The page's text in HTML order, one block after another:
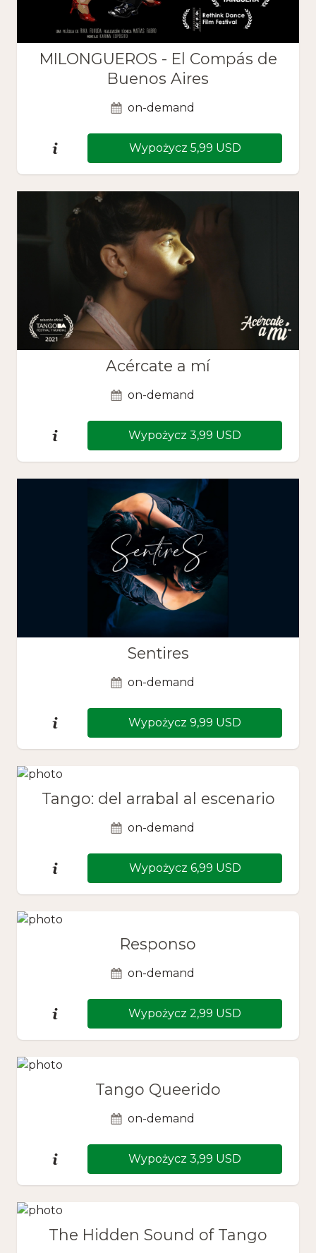
MILONGUEROS - El Compás de
Buenos Aires
on-demand
Wypożycz 5,99 USD
Acércate a mí
on-demand
Wypożycz 3,99 USD
Sentires
on-demand
Wypożycz 9,99 USD
Tango: del arrabal al escenario
on-demand
Wypożycz 6,99 USD
Responso
on-demand
Wypożycz 2,99 USD
Tango Queerido
on-demand
Wypożycz 3,99 USD
The Hidden Sound of Tango